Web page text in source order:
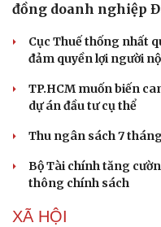
đồng doanh nghiệp
Cục Thuế thống nhất
đảm quyền lợi người
TP.HCM muốn biến
dự án đầu tư cụ thể
Thu ngân sách 7
Bộ Tài chính tăng
thông chính sách
XÃ HỘI